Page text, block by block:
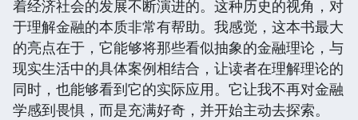
着经济社会的发展不断演进的。这种历史的视角，对
于理解金融的本质非常有帮助。我感觉，这本书最大
的亮点在于，它能够将那些看似抽象的金融理论，与
现实生活中的具体案例相结合，让读者在理解理论的
同时，也能够看到它的实际应用。它让我不再对金融
学感到畏惧，而是充满好奇，并开始主动去探索。